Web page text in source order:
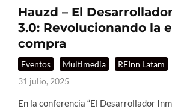
Hauzd – El
3.0: Revolucionando la
compra
Eventos Multimedia REInn Latam
31 julio, 2025
En la conferencia “El Desarrollador